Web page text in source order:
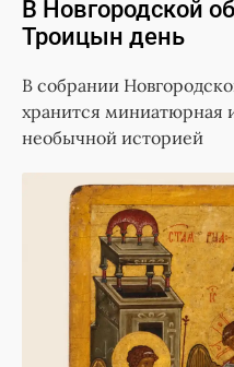
В Новгородской
Троицын день
В собрании
хранится миниатюрная
необычной историей